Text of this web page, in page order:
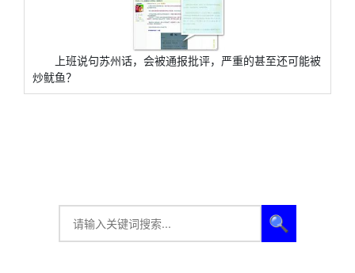
上班说句苏州话，会被通报批评，严重的甚至还可能被
炒鱿鱼？
🔍